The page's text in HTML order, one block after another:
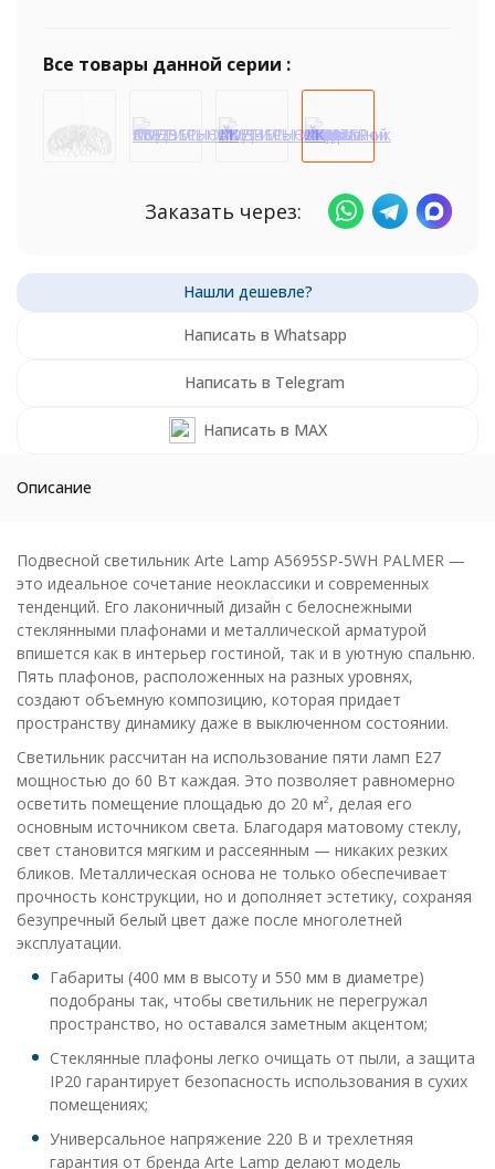
Все товары данной серии :
Заказать через:
Написать в Whatsapp
Написать в Telegram
Написать в MAX
Описание
Подвесной светильник Arte Lamp A5695SP-5WH PALMER —
это идеальное сочетание неоклассики и современных
тенденций. Его лаконичный дизайн с белоснежными
стеклянными плафонами и металлической арматурой
впишется как в интерьер гостиной, так и в уютную спальню.
Пять плафонов, расположенных на разных уровнях,
создают объемную композицию, которая придает
пространству динамику даже в выключенном состоянии.
Светильник рассчитан на использование пяти ламп E27
мощностью до 60 Вт каждая. Это позволяет равномерно
осветить помещение площадью до 20 м², делая его
основным источником света. Благодаря матовому стеклу,
свет становится мягким и рассеянным — никаких резких
бликов. Металлическая основа не только обеспечивает
прочность конструкции, но и дополняет эстетику, сохраняя
безупречный белый цвет даже после многолетней
эксплуатации.
Габариты (400 мм в высоту и 550 мм в диаметре)
подобраны так, чтобы светильник не перегружал
пространство, но оставался заметным акцентом;
Стеклянные плафоны легко очищать от пыли, а защита
IP20 гарантирует безопасность использования в сухих
помещениях;
Универсальное напряжение 220 В и трехлетняя
гарантия от бренда Arte Lamp делают модель